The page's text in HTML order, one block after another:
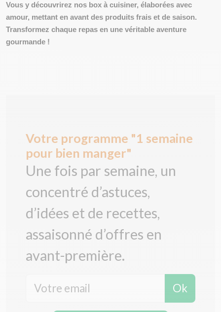
Vous y découvrirez nos box à cuisiner, élaborées avec
amour, mettant en avant des produits frais et de saison.
Transformez chaque repas en une véritable aventure
gourmande !
Votre programme "1 semaine
pour bien manger"
Une fois par semaine, un
concentré d’astuces,
d’idées et de recettes,
assaisonné d’offres en
avant-première.
Ok